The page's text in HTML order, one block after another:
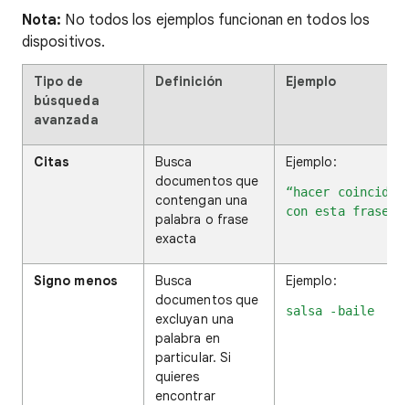
Nota: No todos los ejemplos funcionan en todos los
dispositivos.
Tipo de
búsqueda
avanzada
Definición Ejemplo
Citas
Busca
documentos que
contengan una
palabra o frase
exacta
Ejemplo:
“hacer coincidir
con esta frase”
Signo menos
Busca
documentos que
excluyan una
palabra en
particular. Si
quieres
encontrar
Ejemplo:
salsa -baile